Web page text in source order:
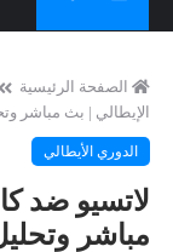
الصفحة الرئيسية
الإيطالي | بث مباشر
الدوري الأيطالي
لاتسيو ضد
مباشر